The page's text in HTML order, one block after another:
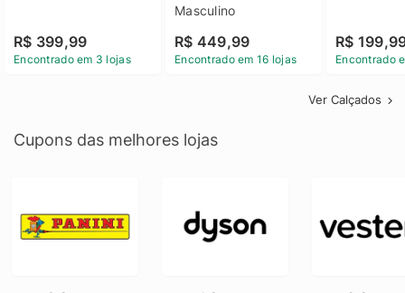
R$ 399,99
Encontrado em 3 lojas
Masculino
R$ 449,99
Encontrado em 16 lojas
R$
Encontrado
Ver Calçados
Cupons das melhores lojas